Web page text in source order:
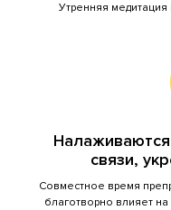
Утренняя медитация
связи,
Совместное время
благотворно влияет